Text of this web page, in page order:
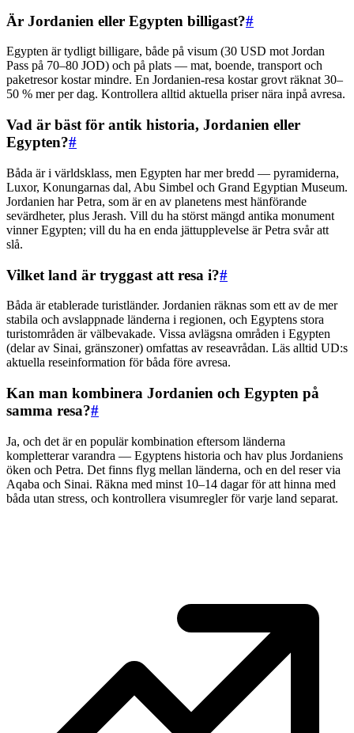
Är Jordanien eller Egypten billigast?#
Egypten är tydligt billigare, både på visum (30 USD mot Jordan
Pass på 70–80 JOD) och på plats — mat, boende, transport och
paketresor kostar mindre. En Jordanien-resa kostar grovt räknat 30–
50 % mer per dag. Kontrollera alltid aktuella priser nära inpå avresa.
Vad är bäst för antik historia, Jordanien eller
Egypten?#
Båda är i världsklass, men Egypten har mer bredd — pyramiderna,
Luxor, Konungarnas dal, Abu Simbel och Grand Egyptian Museum.
Jordanien har Petra, som är en av planetens mest hänförande
sevärdheter, plus Jerash. Vill du ha störst mängd antika monument
vinner Egypten; vill du ha en enda jättupplevelse är Petra svår att
slå.
Vilket land är tryggast att resa i?#
Båda är etablerade turistländer. Jordanien räknas som ett av de mer
stabila och avslappnade länderna i regionen, och Egyptens stora
turistområden är välbevakade. Vissa avlägsna områden i Egypten
(delar av Sinai, gränszoner) omfattas av reseavrådan. Läs alltid UD:s
aktuella reseinformation för båda före avresa.
Kan man kombinera Jordanien och Egypten på
samma resa?#
Ja, och det är en populär kombination eftersom länderna
kompletterar varandra — Egyptens historia och hav plus Jordaniens
öken och Petra. Det finns flyg mellan länderna, och en del reser via
Aqaba och Sinai. Räkna med minst 10–14 dagar för att hinna med
båda utan stress, och kontrollera visumregler för varje land separat.